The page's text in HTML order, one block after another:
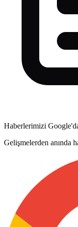
Haberlerimizi
Gelişmelerden anında